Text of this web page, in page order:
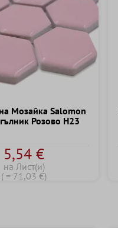
Mозайка Salomon
Розово H23
5,54 €
на Лист(и)
( = 71,03 €)